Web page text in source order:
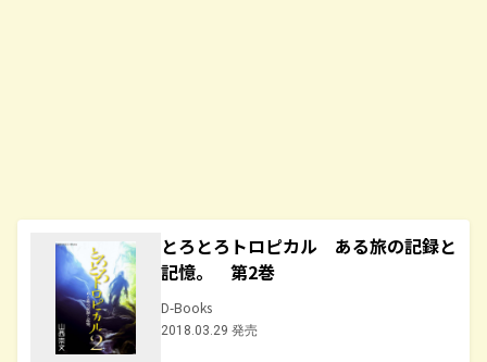
とろとろトロピカル ある旅の記録と
記憶。 第2巻
D-Books
2018.03.29 発売